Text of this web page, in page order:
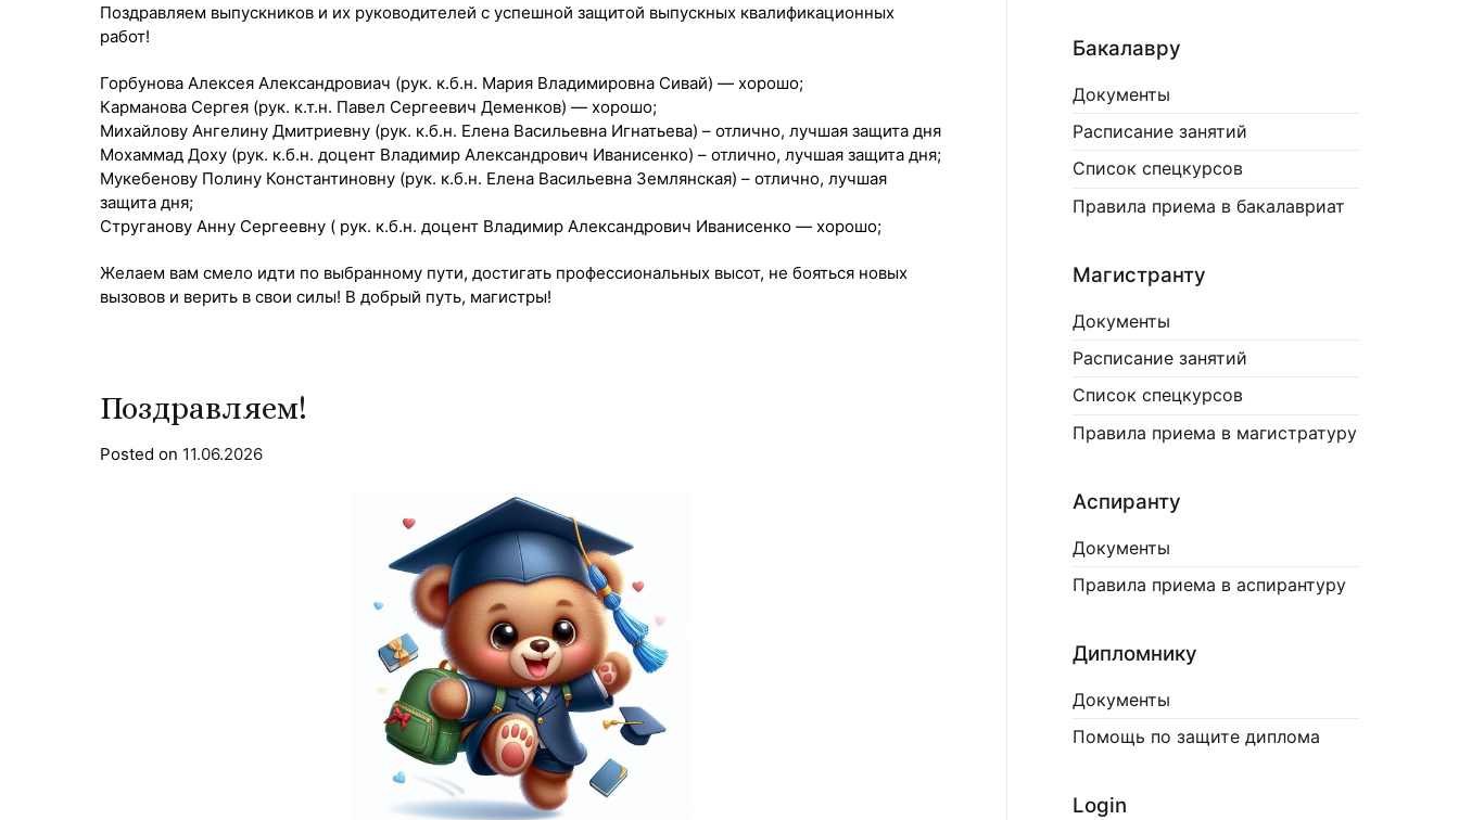
Поздравляем выпускников и их руководителей с успешной защитой выпускных квалификационных
работ!
Горбунова Алексея Александровиач (рук. к.б.н. Мария Владимировна Сивай) — хорошо;
Карманова Сергея (рук. к.т.н. Павел Сергеевич Деменков) — хорошо;
Михайлову Ангелину Дмитриевну (рук. к.б.н. Елена Васильевна Игнатьева) – отлично, лучшая защита дня
Мохаммад Доху (рук. к.б.н. доцент Владимир Александрович Иванисенко) – отлично, лучшая защита дня;
Мукебенову Полину Константиновну (рук. к.б.н. Елена Васильевна Землянская) – отлично, лучшая
защита дня;
Струганову Анну Сергеевну ( рук. к.б.н. доцент Владимир Александрович Иванисенко — хорошо;
Желаем вам смело идти по выбранному пути, достигать профессиональных высот, не бояться новых
вызовов и верить в свои силы! В добрый путь, магистры!
Поздравляем!
Posted on 11.06.2026
Бакалавру
Документы
Расписание занятий
Список спецкурсов
Правила приема в бакалавриат
Магистранту
Документы
Расписание занятий
Список спецкурсов
Правила приема в магистратуру
Аспиранту
Документы
Правила приема в аспирантуру
Дипломнику
Документы
Помощь по защите диплома
Login